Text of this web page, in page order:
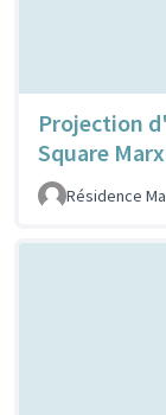
Projection
Square
Résidence